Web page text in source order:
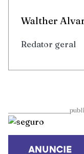
Walther
Redator geral